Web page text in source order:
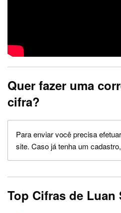
Quer fazer uma
cifra?
Para enviar você precisa
site. Caso já tenha um
Top Cifras de Luan